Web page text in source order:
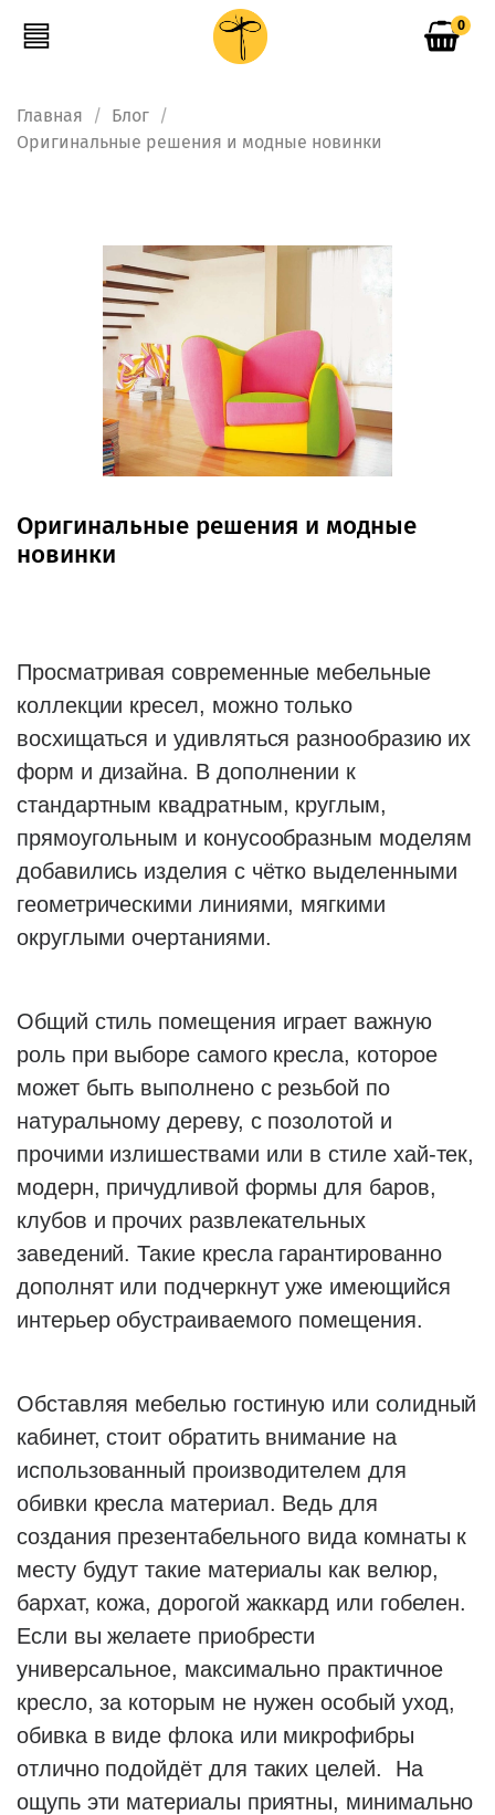
0
Главная
Блог
Оригинальные решения и модные новинки
Оригинальные решения и модные
новинки
Просматривая современные мебельные
коллекции кресел, можно только
восхищаться и удивляться разнообразию их
форм и дизайна. В дополнении к
стандартным квадратным, круглым,
прямоугольным и конусообразным моделям
добавились изделия с чётко выделенными
геометрическими линиями, мягкими
округлыми очертаниями.
Общий стиль помещения играет важную
роль при выборе самого кресла, которое
может быть выполнено с резьбой по
натуральному дереву, с позолотой и
прочими излишествами или в стиле хай-тек,
модерн, причудливой формы для баров,
клубов и прочих развлекательных
заведений. Такие кресла гарантированно
дополнят или подчеркнут уже имеющийся
интерьер обустраиваемого помещения.
Обставляя мебелью гостиную или солидный
кабинет, стоит обратить внимание на
использованный производителем для
обивки кресла материал. Ведь для
создания презентабельного вида комнаты к
месту будут такие материалы как велюр,
бархат, кожа, дорогой жаккард или гобелен.
Если вы желаете приобрести
универсальное, максимально практичное
кресло, за которым не нужен особый уход,
обивка в виде флока или микрофибры
отлично подойдёт для таких целей. На
ощупь эти материалы приятны, минимально